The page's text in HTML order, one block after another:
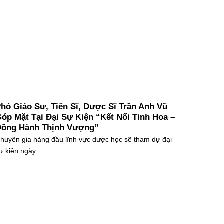
Giáo Sư, Tiến Sĩ, Dược Sĩ Trần Anh Vũ
Mặt Tại Đại Sự Kiện “Kết Nối Tinh Hoa –
Hành Thịnh Vượng”
gia hàng đầu lĩnh vực dược học sẽ tham dự đại
kiện ngày...